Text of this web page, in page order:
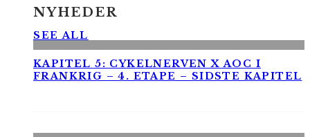
NYHEDER
SEE ALL
KAPITEL 5: CYKELNERVEN X AOC I
FRANKRIG – 4. ETAPE – SIDSTE KAPITEL